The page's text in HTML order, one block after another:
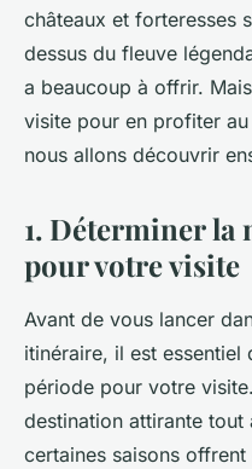
châteaux et forteresses
dessus du fleuve
a beaucoup à offrir.
visite pour en profiter
nous allons découvrir
1. Déterminer la
pour votre visite
Avant de vous lancer
itinéraire, il est essentiel
période pour votre
destination attirante
certaines saisons